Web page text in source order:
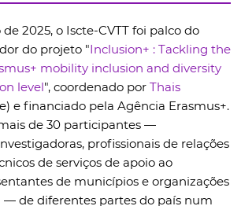
2025, o Iscte-CVTT foi palco do
do projeto "Inclusion+ : Tackling the
mobility inclusion and diversity
level", coordenado por Thais
e financiado pela Agência Erasmus+.
de 30 participantes —
profissionais de relações
de serviços de apoio ao
de municípios e organizações
— de diferentes partes do país num